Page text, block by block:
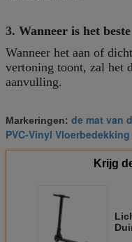
3. Wanneer is het
Wanneer het aan of
vertoning toont, zal het
aanvulling.
Markeringen: de mat van
PVC-Vinyl Vloerbedekking
Krijg